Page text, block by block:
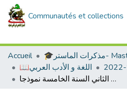
Communautés et collections
Accueil
📖اللغة و الأدب العربي
التفاعل مع النص الادبي الجزائري في مرحلة التعليم (دراسة مقارنة بين الجيل والجيل الثاني السنة الخامسة نموذجا.